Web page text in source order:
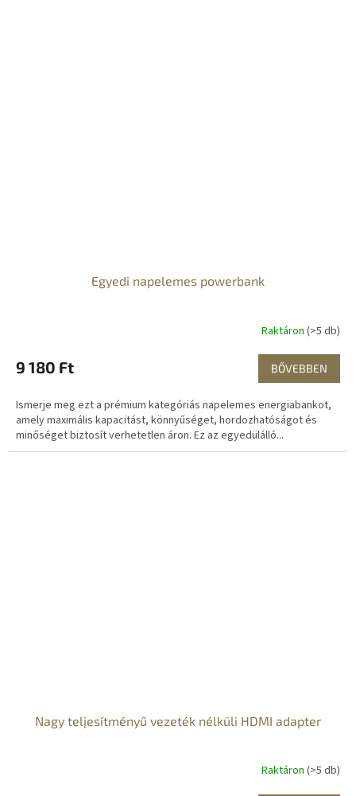
Egyedi napelemes powerbank
Raktáron (>5 db)
9 180 Ft BŐVEBBEN
Ismerje meg ezt a prémium kategóriás napelemes energiabankot,
amely maximális kapacitást, könnyűséget, hordozhatóságot és
minőséget biztosít verhetetlen áron. Ez az egyedülálló...
Nagy teljesítményű vezeték nélküli HDMI adapter
Raktáron (>5 db)